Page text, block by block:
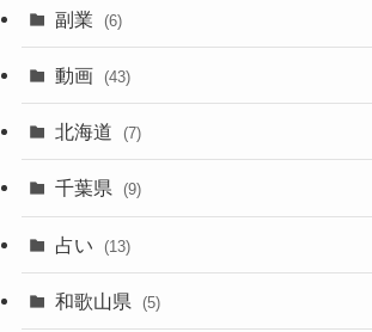
副業 (6)
動画 (43)
北海道 (7)
千葉県 (9)
占い (13)
和歌山県 (5)